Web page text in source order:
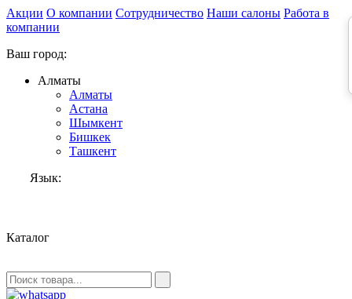
Акции О компании Сотрудничество Наши салоны Работа в
компании
Ваш город:
Алматы
Алматы
Астана
Шымкент
Бишкек
Ташкент
Язык:
Каталог